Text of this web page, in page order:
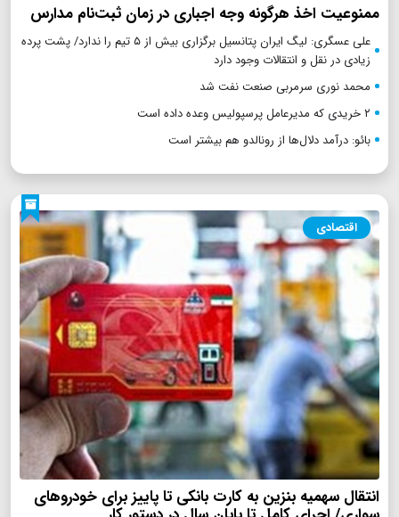
ممنوعیت اخذ هرگونه وجه اجباری در زمان ثبت‌نام مدارس
علی عسگری: لیگ ایران پتانسیل برگزاری بیش از ۵ تیم را ندارد/ پشت پرده
زیادی در نقل و انتقالات وجود دارد
محمد نوری سرمربی صنعت نفت شد
۲ خریدی که مدیرعامل پرسپولیس وعده داده است
بائو: درآمد دلال‌ها از رونالدو هم بیشتر است
اقتصادی
انتقال سهمیه بنزین به کارت بانکی تا پاییز برای خودروهای